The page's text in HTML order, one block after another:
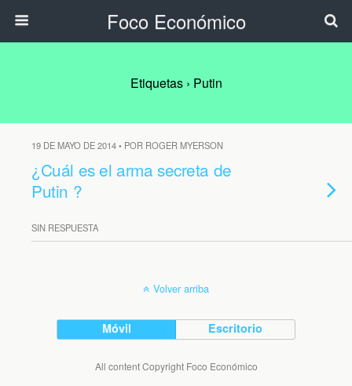
Foco Económico
Etiquetas › Putin
19 DE MAYO DE 2014 • POR ROGER MYERSON
¿Cuál es el arma secreta de
Putin ?
SIN RESPUESTA
Volver arriba
Móvil Escritorio
All content Copyright Foco Económico